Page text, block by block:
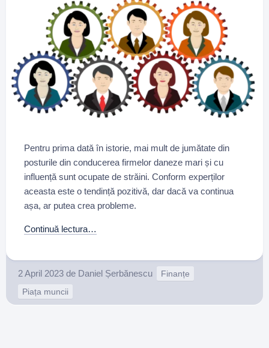
Pentru prima dată în istorie, mai mult de jumătate din
posturile din conducerea firmelor daneze mari și cu
influență sunt ocupate de străini. Conform experților
aceasta este o tendință pozitivă, dar dacă va continua
așa, ar putea crea probleme.
Continuă lectura…
2 April 2023 de Daniel Șerbănescu
Finanțe
Piața muncii